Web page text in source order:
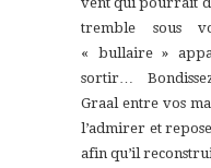
tremble sous
« bullaire »
sortir…
Graal entre vos
l’admirer et
afin qu’il